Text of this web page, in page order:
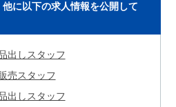
に以下の求人情報を公開して
出しスタッフ
売スタッフ
出しスタッフ